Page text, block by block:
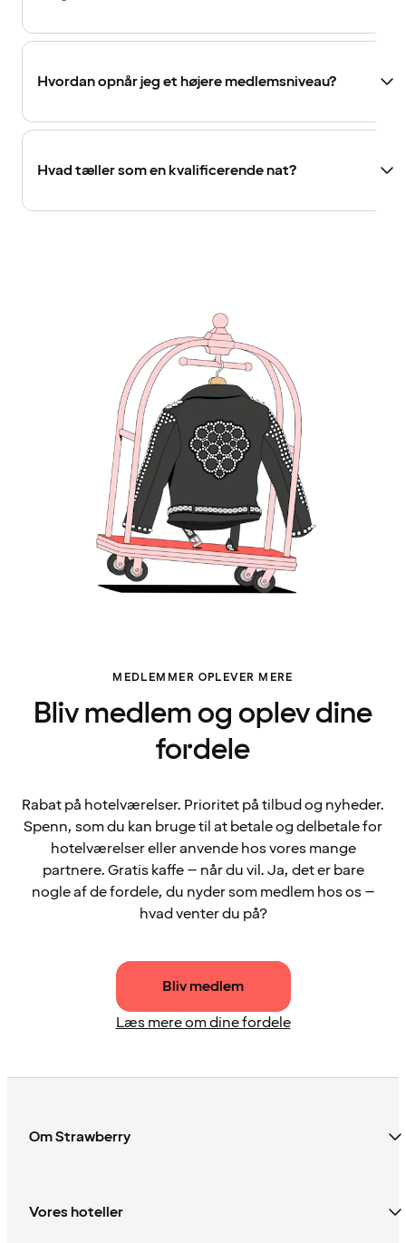
Hvordan opnår jeg et højere medlemsniveau?
Hvad tæller som en kvalificerende nat?
MEDLEMMER OPLEVER MERE
Bliv medlem og oplev dine
fordele
Rabat på hotelværelser. Prioritet på tilbud og nyheder.
Spenn, som du kan bruge til at betale og delbetale for
hotelværelser eller anvende hos vores mange
partnere. Gratis kaffe – når du vil. Ja, det er bare
nogle af de fordele, du nyder som medlem hos os –
hvad venter du på?
Bliv medlem
Læs mere om dine fordele
Om Strawberry
Vores hoteller